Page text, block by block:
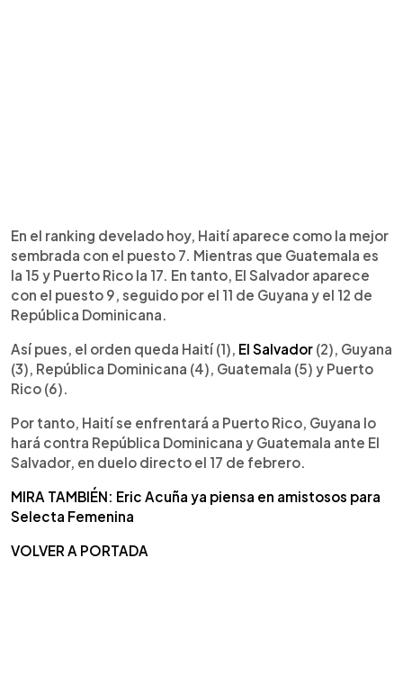
En el ranking develado hoy, Haití aparece como la mejor
sembrada con el puesto 7. Mientras que Guatemala es
la 15 y Puerto Rico la 17. En tanto, El Salvador aparece
con el puesto 9, seguido por el 11 de Guyana y el 12 de
República Dominicana.
Así pues, el orden queda Haití (1), El Salvador (2), Guyana
(3), República Dominicana (4), Guatemala (5) y Puerto
Rico (6).
Por tanto, Haití se enfrentará a Puerto Rico, Guyana lo
hará contra República Dominicana y Guatemala ante El
Salvador, en duelo directo el 17 de febrero.
MIRA TAMBIÉN: Eric Acuña ya piensa en amistosos para
Selecta Femenina
VOLVER A PORTADA